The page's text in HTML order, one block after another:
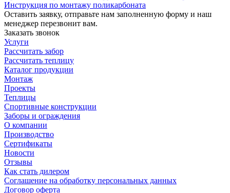
Инструкция по монтажу поликарбоната
Оставить заявку, отправьте нам заполненную форму и наш
менеджер перезвонит вам.
Заказать звонок
Услуги
Рассчитать забор
Рассчитать теплицу
Каталог продукции
Монтаж
Проекты
Теплицы
Спортивные конструкции
Заборы и ограждения
О компании
Производство
Сертификаты
Новости
Отзывы
Как стать дилером
Соглашение на обработку персональных данных
Договор оферта